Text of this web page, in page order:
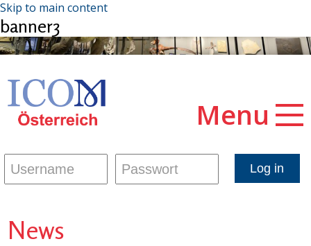
Skip to main content
banner3
Menu
News